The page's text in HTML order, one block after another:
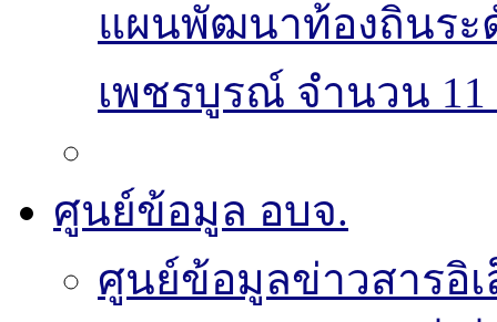
แผนพัฒนาท้องถิ่นระ
เพชรบูรณ์ จำนวน 11
ศูนย์ข้อมูล อบจ.
ศูนย์ข้อมูลข่าวสารอิ